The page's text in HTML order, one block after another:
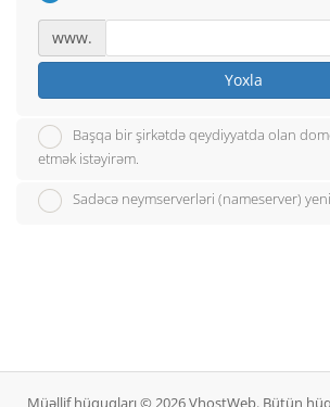
www.
Yoxla
Başqa bir şirkətdə qeydiyyatda olan
etmək istəyirəm.
Sadəcə neymserverləri (nameserver)
Müəllif hüquqları © 2026 VhostWeb. Bütün